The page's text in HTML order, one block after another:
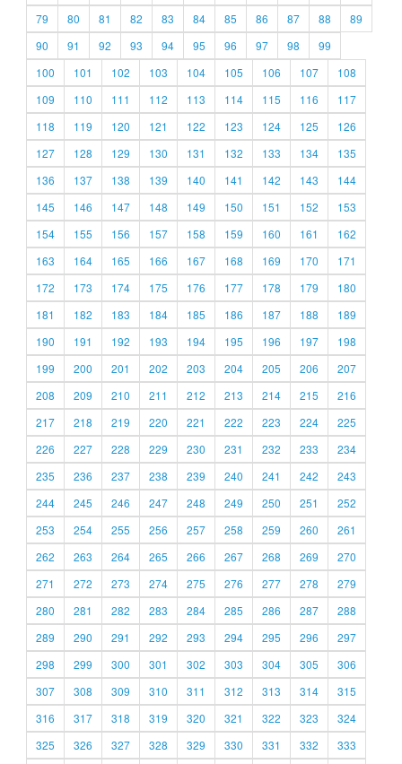
79
80 81 82 83 84 85 86 87 88
89
90
91 92 93 94 95 96 97 98
99
100
101 102 103 104 105 106 107
108
109
110 111 112 113 114 115 116
117
118
119 120 121 122 123 124 125
126
127
128 129 130 131 132 133 134
135
136
137 138 139 140 141 142 143
144
145
146 147 148 149 150 151 152
153
154
155 156 157 158 159 160 161
162
163
164 165 166 167 168 169 170
171
172
173 174 175 176 177 178 179
180
181
182 183 184 185 186 187 188
189
190
191 192 193 194 195 196 197
198
199
200 201 202 203 204 205 206
207
208
209 210 211 212 213 214 215
216
217
218 219 220 221 222 223 224
225
226
227 228 229 230 231 232 233
234
235
236 237 238 239 240 241 242
243
244
245 246 247 248 249 250 251
252
253
254 255 256 257 258 259 260
261
262
263 264 265 266 267 268 269
270
271
272 273 274 275 276 277 278
279
280
281 282 283 284 285 286 287
288
289
290 291 292 293 294 295 296
297
298
299 300 301 302 303 304 305
306
307
308 309 310 311 312 313 314
315
316
317 318 319 320 321 322 323
324
325
326 327 328 329 330 331 332 333